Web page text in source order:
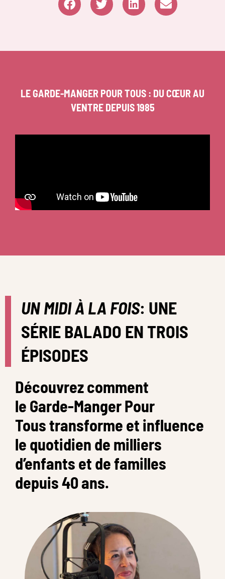
LE GARDE-MANGER POUR TOUS : DU CŒUR AU
VENTRE DEPUIS 1985
UN MIDI À LA FOIS: UNE
SÉRIE BALADO EN TROIS
ÉPISODES
Découvrez comment
le Garde-Manger Pour
Tous transforme et influence
le quotidien de milliers
d’enfants et de familles
depuis 40 ans.